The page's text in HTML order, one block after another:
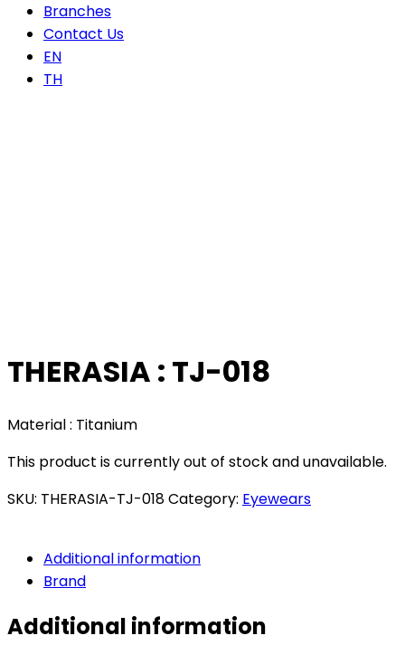
Branches
Contact Us
EN
TH
THERASIA : TJ-018
Material : Titanium
This product is currently out of stock and unavailable.
SKU: THERASIA-TJ-018Category: Eyewears
Additional information
Brand
Additional information